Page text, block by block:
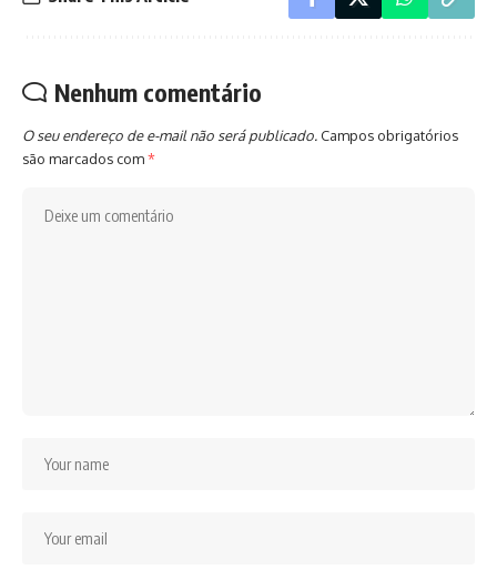
Nenhum comentário
O seu endereço de e-mail não será publicado. Campos obrigatórios
são marcados com*